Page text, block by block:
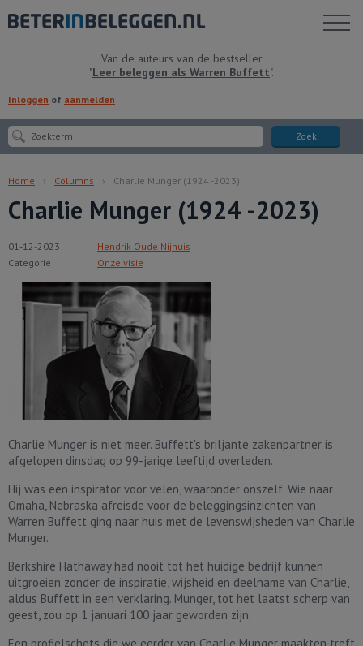
Van de auteurs van de bestseller
"Leer beleggen als Warren Buffett".
Inloggen of aanmelden
Zoek
Toon
Home Columns Charlie Munger (1924 -2023)
Charlie Munger (1924 -2023)
01-12-2023
Hendrik Oude Nijhuis
Categorie
Onze visie
Charlie Munger is niet meer. Buffett's briljante zakenpartner is
afgelopen dinsdag op 99-jarige leeftijd overleden.
Hij was een inspirator voor velen, waaronder onszelf. Wie naar
Omaha, Nebraska afreisde voor de beleggingsinzichten van
Warren Buffett ging naar huis met de levenswijsheden van Charlie
Munger.
Berkshire Hathaway had nooit tot het huidige bedrijf kunnen
uitgroeien zonder de inspiratie, wijsheid en deelname van Charlie,
aldus Buffett in een verklaring. Munger, tot het laatst scherp van
geest, zou op 1 januari 100 jaar geworden zijn.